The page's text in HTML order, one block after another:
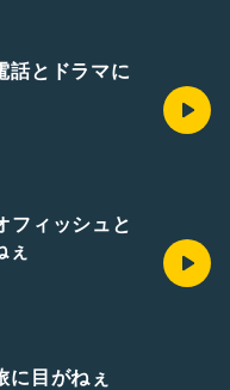
とドラマに
ィッシュと
ぇ
目がねぇ